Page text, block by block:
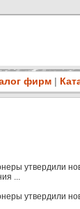
фирм |
утвердили
...
утвердили